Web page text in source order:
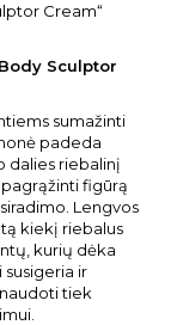
Cream“
Sculptor
sumažinti
padeda
dalies riebalinį
figūrą
Lengvos
kiekį riebalus
kurių dėka
ir
tiek